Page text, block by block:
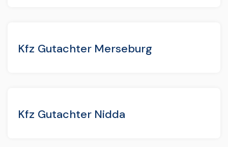
Kfz Gutachter Merseburg
Kfz Gutachter Nidda